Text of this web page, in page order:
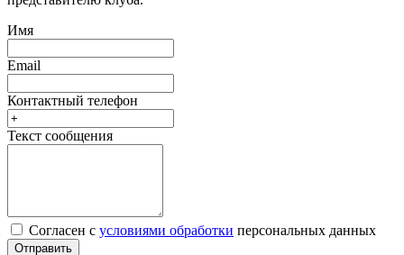
Имя
Email
Контактный телефон
Текст сообщения
Согласен с условиями обработки персональных данных
Отправить